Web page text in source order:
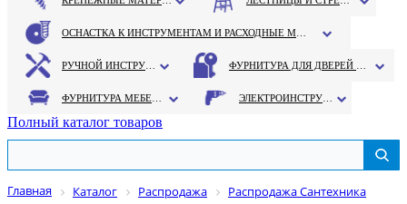
Полный каталог товаров
Главная Каталог Распродажа
Распродажа Сантехника